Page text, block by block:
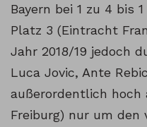
Bayern bei 1 zu 4 bis
Platz 3 (Eintracht
Jahr 2018/19 jedoch
Luca Jovic, Ante
außerordentlich hoch
Freiburg) nur um den